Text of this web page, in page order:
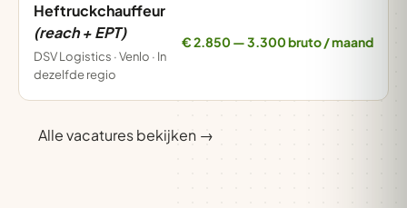
Heftruckchauffeur
(reach + EPT)
DSV Logistics · Venlo · In
dezelfde regio
€ 2.850 — 3.300 bruto / maand
Alle vacatures bekijken →